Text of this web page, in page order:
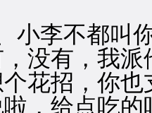
李不都叫你
有，我派
招，你也
给点吃的